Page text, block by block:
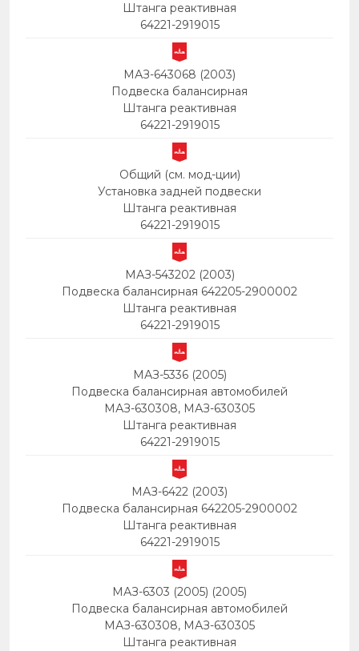
Штанга реактивная
64221-2919015
МАЗ-643068 (2003)
Подвеска балансирная
Штанга реактивная
64221-2919015
Общий (см. мод-ции)
Установка задней подвески
Штанга реактивная
64221-2919015
МАЗ-543202 (2003)
Подвеска балансирная 642205-2900002
Штанга реактивная
64221-2919015
МАЗ-5336 (2005)
Подвеска балансирная автомобилей
МАЗ-630308, МАЗ-630305
Штанга реактивная
64221-2919015
МАЗ-6422 (2003)
Подвеска балансирная 642205-2900002
Штанга реактивная
64221-2919015
МАЗ-6303 (2005) (2005)
Подвеска балансирная автомобилей
МАЗ-630308, МАЗ-630305
Штанга реактивная